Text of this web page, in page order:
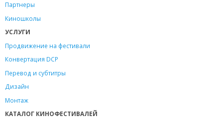
Партнеры
Киношколы
УСЛУГИ
Продвижение на фестивали
Конвертация DCP
Перевод и субтитры
Дизайн
Монтаж
КАТАЛОГ КИНОФЕСТИВАЛЕЙ